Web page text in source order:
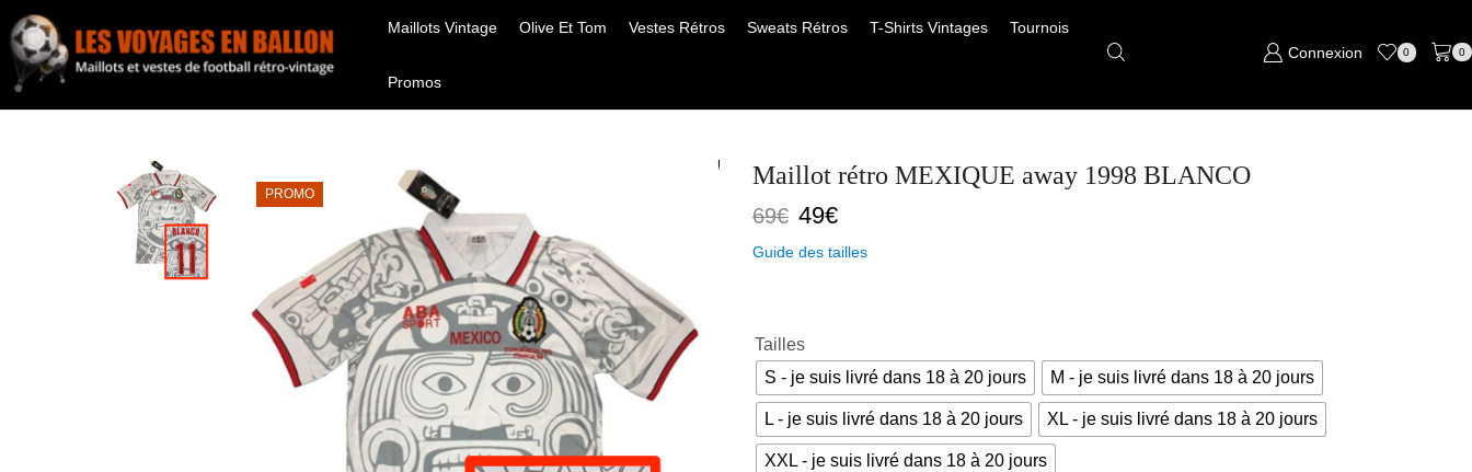
Maillots Vintage Olive Et Tom Vestes Rétros Sweats Rétros T-Shirts Vintages Tournois
Promos
Connexion 0 0
PROMO
Maillot rétro MEXIQUE away 1998 BLANCO
69€ Le
initial
49€Le
actuel
Guide des tailles
Tailles
S - je suis livré dans 18 à 20 jours
M - je suis livré dans 18 à 20 jours
L - je suis livré dans 18 à 20 jours XL - je suis livré dans 18 à 20 jours
XXL - je suis livré dans 18 à 20 jours